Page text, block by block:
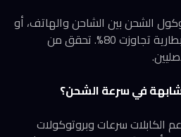
الشحن بين الشاحن والهاتف، أو
لأن الهاتف ساخن، أو لأن البطارية تجاوزت 80%. تحقق من
الكابلات سرعات وبروتوكولات